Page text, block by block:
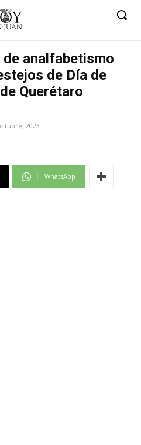
analfabetismo
de Día de
Querétaro
2023
WhatsApp